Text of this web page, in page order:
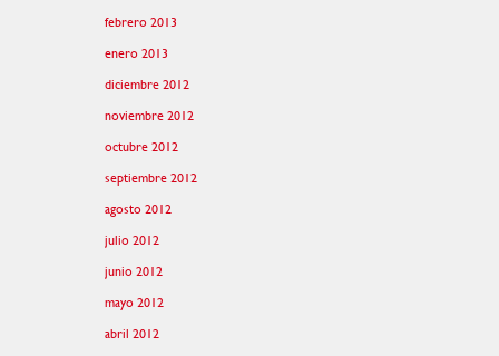
febrero 2013
enero 2013
diciembre 2012
noviembre 2012
octubre 2012
septiembre 2012
agosto 2012
julio 2012
junio 2012
mayo 2012
abril 2012